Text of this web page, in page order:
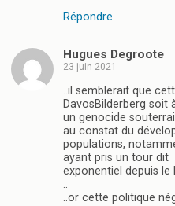
Répondre
Hugues Degroote
23 juin 2021
..il semblerait que
DavosBilderberg soit
un genocide
au constat du
populations,
ayant pris un tour dit
exponentiel depuis le
..
..or cette politique